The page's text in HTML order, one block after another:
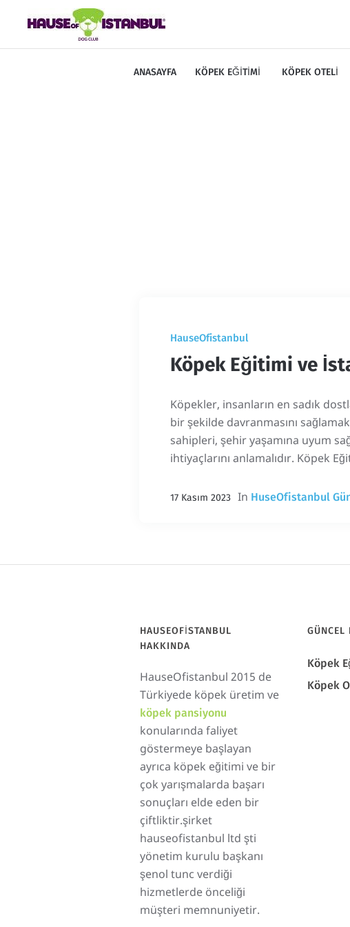
ANASAYFA KÖPEK EĞITIMI KÖPEK OTELI
HauseOfistanbul
Köpek Eğitimi ve
Köpekler, insanların en sadık
bir şekilde davranmasını
sahipleri, şehir yaşamına uyum
ihtiyaçlarını anlamalıdır. Köpek
17 Kasım 2023 In HuseOfistanbul
HAUSEOFISTANBUL
HAKKINDA
HauseOfistanbul 2015 de
Türkiyede köpek üretim ve
köpek pansiyonu
konularında faliyet
göstermeye başlayan
ayrıca köpek eğitimi ve bir
çok yarışmalarda başarı
sonuçları elde eden bir
çiftliktir.şirket
hauseofistanbul ltd şti
yönetim kurulu başkanı
şenol tunc verdiği
hizmetlerde önceliği
müşteri memnuniyetir.
GÜNCEL
Köpek
Köpek